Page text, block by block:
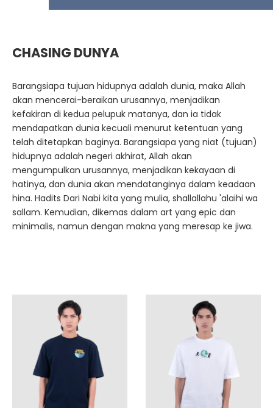
CHASING DUNYA
Barangsiapa tujuan hidupnya adalah dunia, maka Allah
akan mencerai-beraikan urusannya, menjadikan
kefakiran di kedua pelupuk matanya, dan ia tidak
mendapatkan dunia kecuali menurut ketentuan yang
telah ditetapkan baginya. Barangsiapa yang niat (tujuan)
hidupnya adalah negeri akhirat, Allah akan
mengumpulkan urusannya, menjadikan kekayaan di
hatinya, dan dunia akan mendatanginya dalam keadaan
hina. Hadits Dari Nabi kita yang mulia, shallallahu 'alaihi wa
sallam. Kemudian, dikemas dalam art yang epic dan
minimalis, namun dengan makna yang meresap ke jiwa.